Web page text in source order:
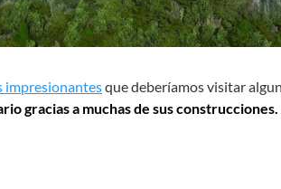
impresionantesque deberíamos visitar
gracias a muchas de sus construcciones.